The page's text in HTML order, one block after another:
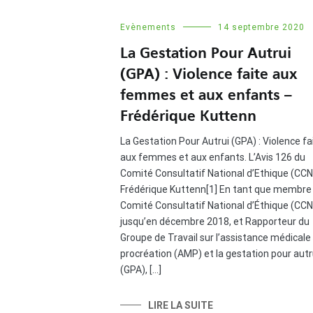
Evènements 14 septembre 2020
La Gestation Pour Autrui
(GPA) : Violence faite aux
femmes et aux enfants –
Frédérique Kuttenn
La Gestation Pour Autrui (GPA) : Violence
aux femmes et aux enfants. L’Avis 126 du
Comité Consultatif National d’Ethique
Frédérique Kuttenn[1] En tant que membre
Comité Consultatif National d’Éthique
jusqu’en décembre 2018, et Rapporteur du
Groupe de Travail sur l’assistance médicale
procréation (AMP) et la gestation pour
(GPA), […]
LIRE LA SUITE